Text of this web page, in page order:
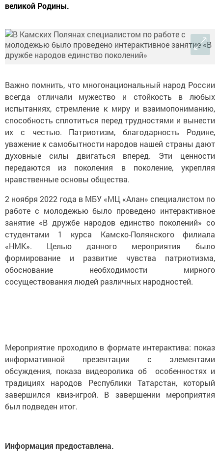
великой Родины.
Важно помнить, что многонациональный народ России
всегда отличали мужество и стойкость в любых
испытаниях, стремление к миру и взаимопониманию,
способность сплотиться перед трудностями и вынести
их с честью. Патриотизм, благодарность Родине,
уважение к самобытности народов нашей страны дают
духовные силы двигаться вперед. Эти ценности
передаются из поколения в поколение, укрепляя
нравственные основы общества.
2 ноября 2022 года в МБУ «МЦ «Алан» специалистом по
работе с молодежью было проведено интерактивное
занятие «В дружбе народов единство поколений» со
студентами 1 курса Камско-Полянского филиала
«НМК». Целью данного мероприятия было
формирование и развитие чувства патриотизма,
обоснование необходимости мирного
сосуществования людей различных народностей.
Мероприятие проходило в формате интерактива: показ
информативной презентации с элементами
обсуждения, показа видеоролика об особенностях и
традициях народов Республики Татарстан, который
завершился квиз-игрой. В завершении мероприятия
был подведен итог.
Информация предоставлена.